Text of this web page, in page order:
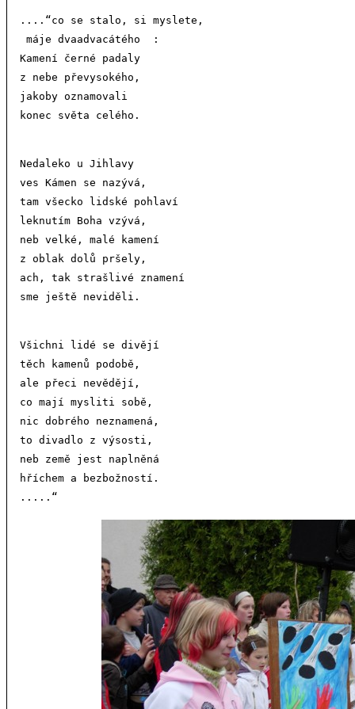
....“co se stalo, si myslete,
máje dvaadvacátého  :
Kamení černé padaly
z nebe převysokého,
jakoby oznamovali
Nedaleko u Jihlavy
ves Kámen se nazývá,
tam všecko lidské pohlaví
leknutím Boha vzývá,
neb velké, malé kamení
z oblak dolů pršely,
ach, tak strašlivé znamení
Všichni lidé se divějí
těch kamenů podobě,
ale přeci nevědějí,
co mají mysliti sobě,
nic dobrého neznamená,
to divadlo z výsosti,
neb země jest naplněná
hříchem a bezbožností.